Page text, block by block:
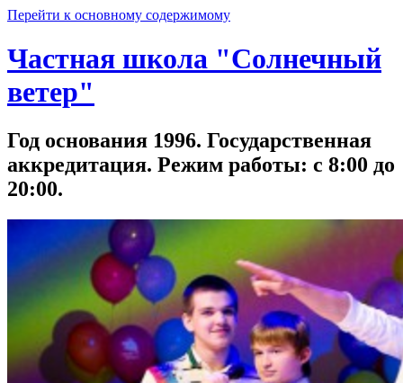
Перейти к основному содержимому
Частная школа "Солнечный
ветер"
Год основания 1996. Государственная
аккредитация. Режим работы: с 8:00 до
20:00.